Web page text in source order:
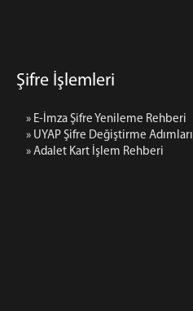
Şifre İşlemleri
» E-İmza Şifre Yenileme Rehberi
» UYAP Şifre Değiştirme Adımları
» Adalet Kart İşlem Rehberi